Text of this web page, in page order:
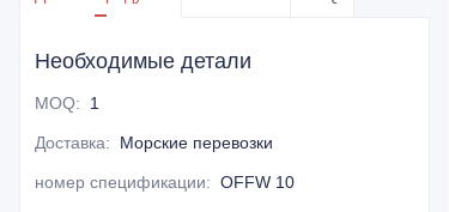
Необходимые детали
MOQ: 1
Доставка: Морские перевозки
номер спецификации: OFFW 10